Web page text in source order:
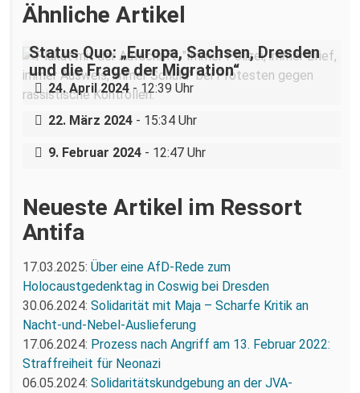
Ähnliche Artikel
Status Quo: „Europa, Sachsen, Dresden
und die Frage der Migration“
24. April 2024 - 12:39 Uhr
Status Quo: „Endstation Abschiebehaft“
22. März 2024 - 15:34 Uhr
Bautzen: Neonazis erfinden
9. Februar 2024 - 12:47 Uhr
Neueste Artikel im Ressort
Antifa
17.03.2025: Über eine AfD-Rede zum
Holocaustgedenktag in Coswig bei Dresden
30.06.2024: Solidarität mit Maja – Scharfe Kritik an
Nacht-und-Nebel-Auslieferung
17.06.2024: Prozess nach Angriff am 13. Februar 2022:
Straffreiheit für Neonazi
06.05.2024: Solidaritätskundgebung an der JVA-